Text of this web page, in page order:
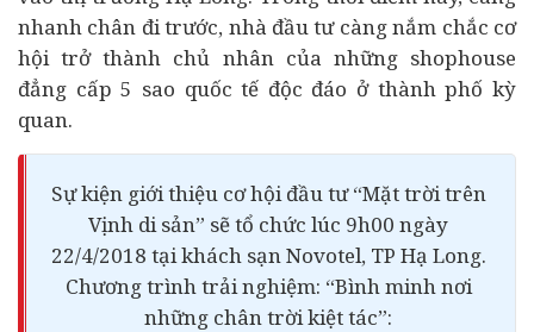
nhanh chân đi trước, nhà đầu tư càng nắm chắc cơ
hội trở thành chủ nhân của những shophouse
đẳng cấp 5 sao quốc tế độc đáo ở thành phố kỳ
quan.
Sự kiện giới thiệu cơ hội đầu tư “Mặt trời trên
Vịnh di sản” sẽ tổ chức lúc 9h00 ngày
22/4/2018 tại khách sạn Novotel, TP Hạ Long.
Chương trình trải nghiệm: “Bình minh nơi
những chân trời kiệt tác”: